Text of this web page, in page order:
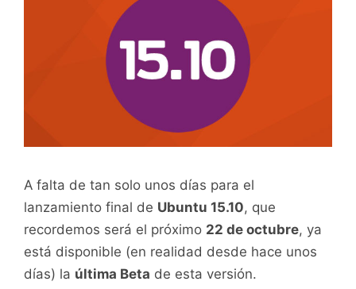
A falta de tan solo unos días para el
lanzamiento final de Ubuntu 15.10, que
recordemos será el próximo 22 de octubre, ya
está disponible (en realidad desde hace unos
días) la última Beta de esta versión.